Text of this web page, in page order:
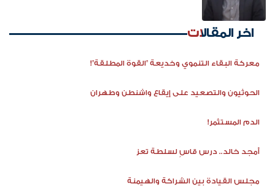
اخر المقالات
معركة البقاء التنموي وخديعة "القوة المطلقة"!
الحوثيون والتصعيد على إيقاع واشنطن وطهران
الدم المستثمر!
أمجد خالد.. درس قاسٍ لسلطة تعز
مجلس القيادة بين الشراكة والهيمنة